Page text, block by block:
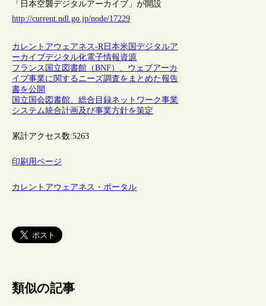
「日本空襲デジタルアーカイブ」が開設
http://current.ndl.go.jp/node/17229
カレントアウェアネス-R 日本米国デジタルア
ーカイブデジタル化電子情報資源
フランス国立図書館（BNF）、ウェブアーカ
イブ事業に関するニーズ調査をまとめた報告
書を公開
国立国会図書館、総合目録ネットワーク事業
システム統合計画及び事業方針を策定
累計アクセス数:5263
印刷用ページ
カレントアウェアネス・ポータル
類似の記事